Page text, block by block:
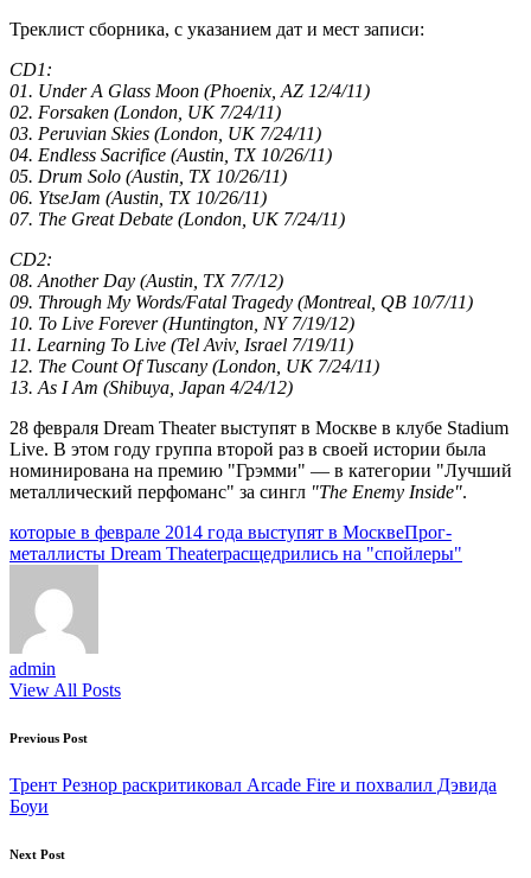
Треклист сборника, с указанием дат и мест записи:
CD1:
01. Under A Glass Moon (Phoenix, AZ 12/4/11)
02. Forsaken (London, UK 7/24/11)
03. Peruvian Skies (London, UK 7/24/11)
04. Endless Sacrifice (Austin, TX 10/26/11)
05. Drum Solo (Austin, TX 10/26/11)
06. YtseJam (Austin, TX 10/26/11)
07. The Great Debate (London, UK 7/24/11)
CD2:
08. Another Day (Austin, TX 7/7/12)
09. Through My Words/Fatal Tragedy (Montreal, QB 10/7/11)
10. To Live Forever (Huntington, NY 7/19/12)
11. Learning To Live (Tel Aviv, Israel 7/19/11)
12. The Count Of Tuscany (London, UK 7/24/11)
13. As I Am (Shibuya, Japan 4/24/12)
28 февраля Dream Theater выступят в Москве в клубе Stadium
Live. В этом году группа второй раз в своей истории была
номинирована на премию "Грэмми" — в категории "Лучший
металлический перфоманс" за сингл "The Enemy Inside".
Tags:
которые в феврале 2014 года выступят в МосквеПрог-
металлисты Dream Theaterрасщедрились на "спойлеры"
admin
View All Posts
Post
navigation
Previous Post
Трент Резнор раскритиковал Arcade Fire и похвалил Дэвида
Боуи
Next Post